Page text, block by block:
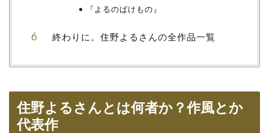
『よるのばけもの』
終わりに。住野よるさんの全作品一覧
住野よるさんとは何者か？作風とか
代表作